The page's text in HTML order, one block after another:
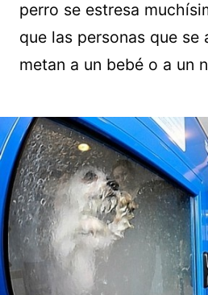
perro se estresa
que las personas que se
metan a un bebé o a un